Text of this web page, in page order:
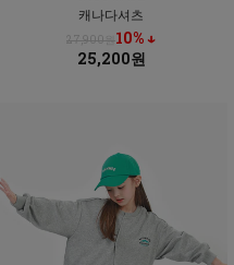
캐나다셔츠
27,900원10% ↓
25,200원